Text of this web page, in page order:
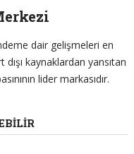
dair gelişmeleri en
kaynaklardan yansıtan
lider markasıdır.